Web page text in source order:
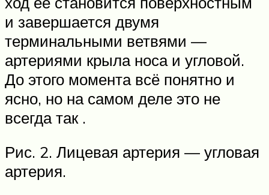
и завершается двумя
терминальными ветвями —
артериями крыла носа и угловой.
До этого момента всё понятно и
ясно, но на самом деле это не
всегда так .
Рис. 2. Лицевая артерия — угловая
артерия.